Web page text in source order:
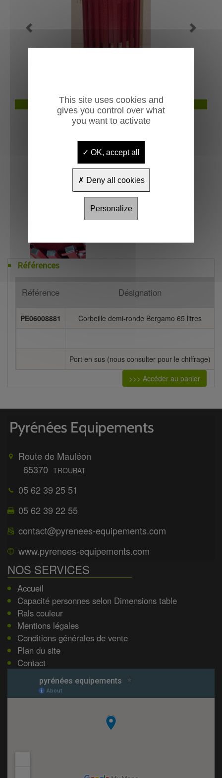
Seau incorporé
Références
Référence Désignation
PE06008881 Corbeille demi-ronde Bergamo 65 litres
Port en sus (nous consulter pour le chiffrage)
>>> Accéder au panier
Route de Mauléon
65370 TROUBAT
05 62 39 25 51
05 62 39 22 55
contact@pyrenees-equipements.com
www.pyrenees-equipements.com
NOS SERVICES
Accueil
Capacité personnes selon Dimensions table
Rals couleur
Mentions légales
Conditions générales de vente
Plan du site
Contact
This site uses cookies and
gives you control over what
you want to activate
OK, accept all
Deny all cookies
Personalize